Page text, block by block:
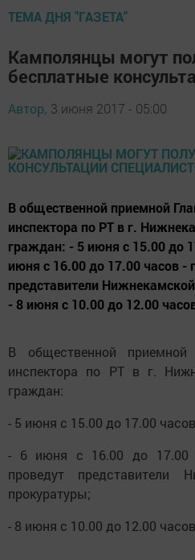
ТЕМА ДНЯ "ГАЗЕТА"
Камполянцы могут
бесплатные
Автор, 3 июня 2017 - 05:00
В общественной приемной
инспектора по РТ в г.
граждан: - 5 июня с 15.00 до
июня с 16.00 до 17.00 часов -
представители
- 8 июня с 10.00 до 12.00
В общественной приемной
инспектора по РТ в г.
граждан:
- 5 июня с 15.00 до 17.00
- 6 июня с 16.00 до 17.00
проведут представители
прокуратуры;
- 8 июня с 10.00 до 12.00